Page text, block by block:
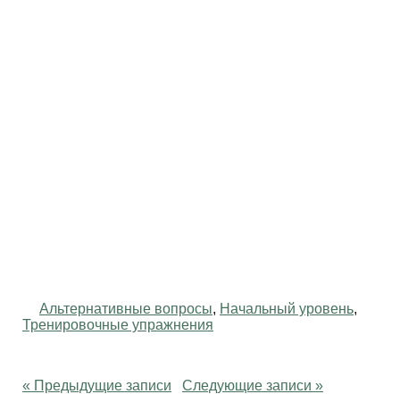
Альтернативные вопросы, Начальный уровень,
Тренировочные упражнения
« Предыдущие записи Следующие записи »